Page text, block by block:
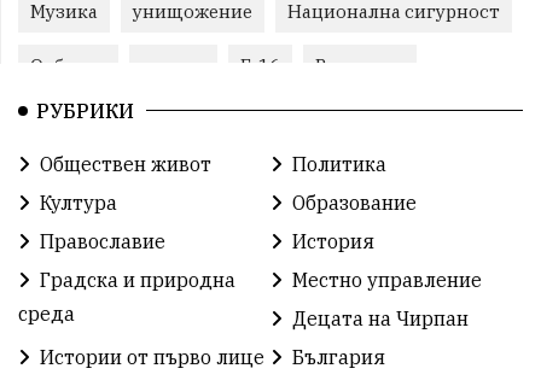
Музика унищожение Национална сигурност
Отбрана F-16 Великден
Виртуоз
евро корупция лавандула водна криза
екологична катастрофа геноцид
поголовна сеч земеделие обучение
РУ- Чирпан Поезия
РУБРИКИ
Обществен живот
Политика
Култура
Образование
Православие
История
Градска и природна
среда
Местно управление
Децата на Чирпан
Истории от първо лице
България